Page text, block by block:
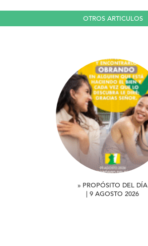
OTROS ARTICULOS
» PROPÓSITO DEL DÍA
| 9 AGOSTO 2026